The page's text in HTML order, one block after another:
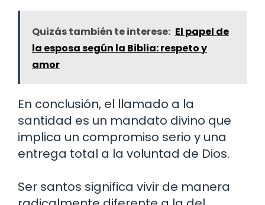
Quizás también te interese: El papel de
la esposa según la Biblia: respeto y
amor
En conclusión, el llamado a la
santidad es un mandato divino que
implica un compromiso serio y una
entrega total a la voluntad de Dios.
Ser santos significa vivir de manera